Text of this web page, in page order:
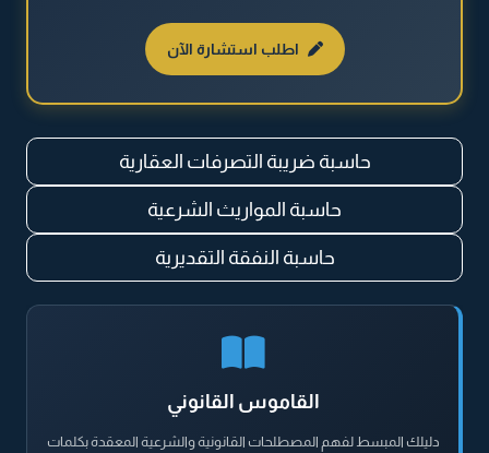
القضايا المالية
نظام مكافحة المخدرات والمؤثرات العقلية
اطلب استشارة الآن
حاسبة ضريبة التصرفات العقارية
حاسبة المواريث الشرعية
حاسبة النفقة التقديرية
القاموس القانوني
دليلك المبسط لفهم المصطلحات القانونية والشرعية المعقدة بكلمات